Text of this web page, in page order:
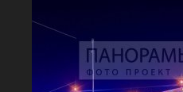
Aleksey Sitdikov